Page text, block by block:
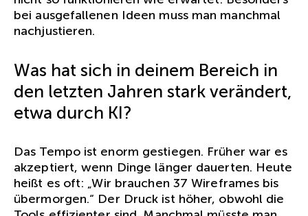
bei ausgefallenen Ideen muss man manchmal
nachjustieren.
Was hat sich in deinem Bereich in
den letzten Jahren stark verändert,
etwa durch KI?
Das Tempo ist enorm gestiegen. Früher war es
akzeptiert, wenn Dinge länger dauerten. Heute
heißt es oft: „Wir brauchen 37 Wireframes bis
übermorgen.“ Der Druck ist höher, obwohl die